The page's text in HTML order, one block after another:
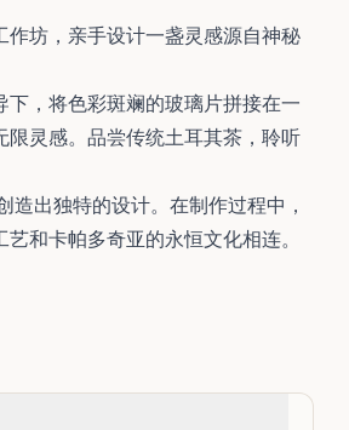
坊，亲手设计一盏灵感源自神秘
，将色彩斑斓的玻璃片拼接在一
灵感。品尝传统土耳其茶，聆听
出独特的设计。在制作过程中，
和卡帕多奇亚的永恒文化相连。